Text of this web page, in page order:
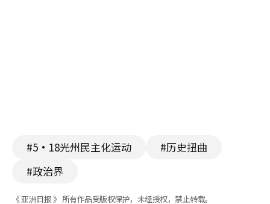
#5·18光州民主化运动
#历史扭曲
#政治界
《 亚洲日报 》 所有作品受版权保护，未经授权，禁止转载。